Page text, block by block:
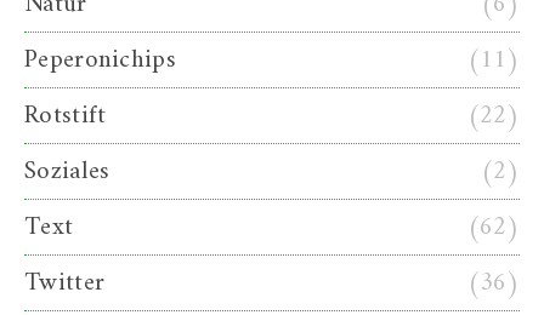
Peperonichips
(11)
Rotstift
(22)
Soziales
(2)
Text
(62)
Twitter
(36)